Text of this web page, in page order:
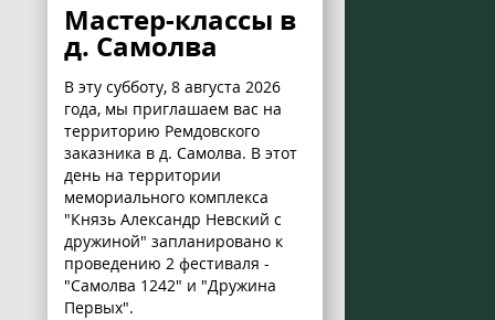
Мастер-классы в
д. Самолва
В эту субботу, 8 августа 2026
года, мы приглашаем вас на
территорию Ремдовского
заказника в д. Самолва. В этот
день на территории
мемориального комплекса
"Князь Александр Невский с
дружиной" запланировано к
проведению 2 фестиваля -
"Самолва 1242" и "Дружина
Первых".